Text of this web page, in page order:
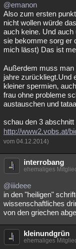
@emanon
Also zum ersten
nicht wollen würde
auch keine. Und
sie bekomme sorg er
mich lässt) Das ist
Außerdem muss man
jahre zurückliegt.Und
kleiner spermien,
frau ohne probleme
austauschen und
schau den 3
http://www2.vobs.at/
vom 04.12.2014)
interrobang
ehemaliges
@iiideee
in den "heiligen"
wissenschaftliches
von den griechen
kleinundgrün
ehemaliges